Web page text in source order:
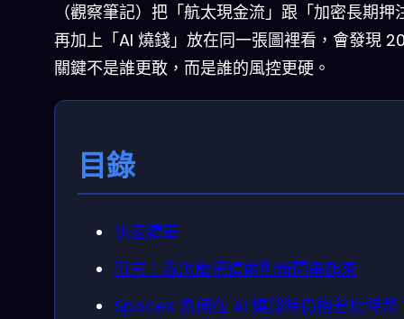
（觀察筆記）把「航太現金流」跟「加密長期押
再加上「AI 燒錢」放在同一張圖裡看，會發現
關鍵不是誰更敢，而是誰的風控更硬。
目錄
快速精華
引言：我怎麼把這兩則新聞串起來
SpaceX 為何在 AI 燒錢時仍抱著比特幣